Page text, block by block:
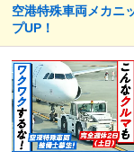
空港特殊車両メカニ
プUP！